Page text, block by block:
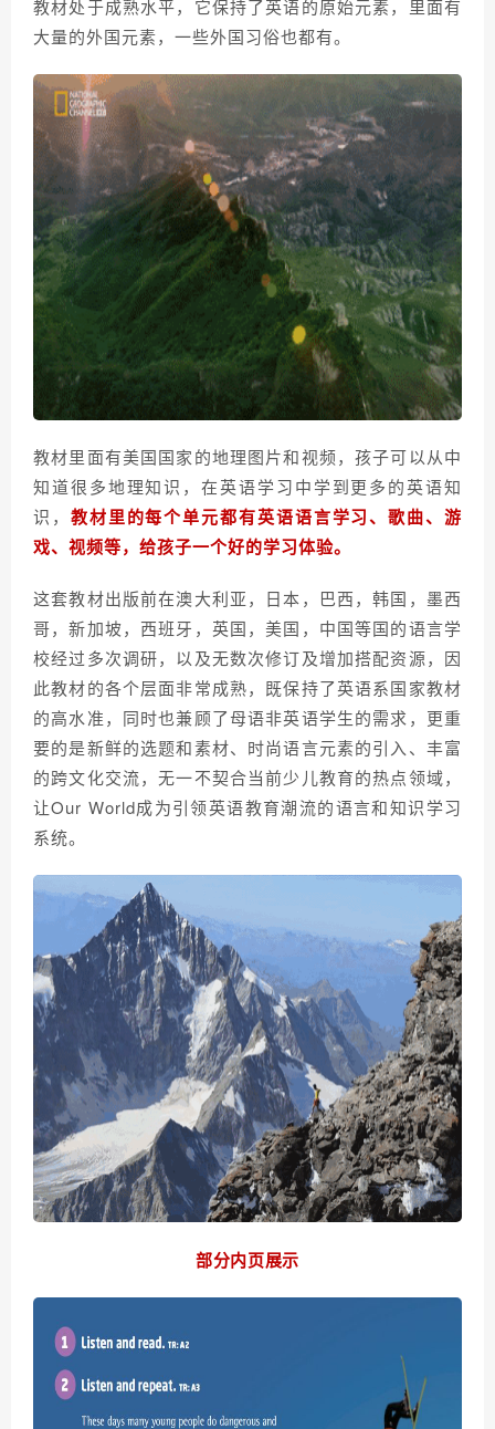
教材处于成熟水平，它保持了英语的原始元素，里面有
大量的外国元素，一些外国习俗也都有。
教材里面有美国国家的地理图片和视频，孩子可以从中
知道很多地理知识，在英语学习中学到更多的英语知
识， 教材里的每个单元都有英语语言学习、歌曲、游
戏、视频等，给孩子一个好的学习体验。
这套教材出版前在澳大利亚，日本，巴西，韩国，墨西
哥，新加坡，西班牙，英国，美国，中国等国的语言学
校经过多次调研，以及无数次修订及增加搭配资源，因
此教材的各个层面非常成熟，既保持了英语系国家教材
的高水准，同时也兼顾了母语非英语学生的需求，更重
要的是新鲜的选题和素材、时尚语言元素的引入、丰富
的跨文化交流，无一不契合当前少儿教育的热点领域，
让Our World成为引领英语教育潮流的语言和知识学习
系统。
部分内页展示